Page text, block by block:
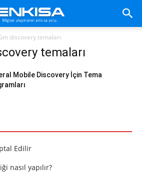
discovery temaları
temaları
Mobile Discovery İçin Tema
Edilir
nasıl yapılır?